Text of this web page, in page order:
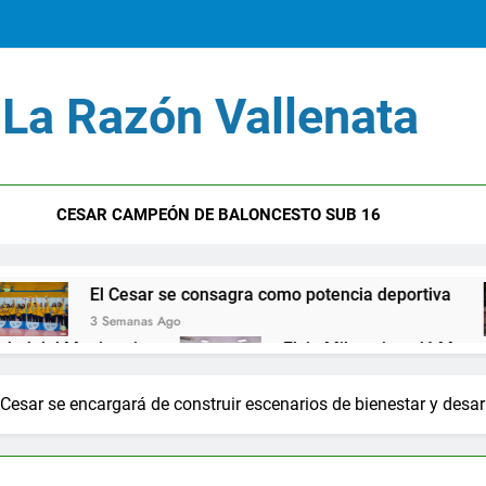
El
La Razón Vallenata
CESAR CAMPEÓN DE BALONCESTO SUB 16
se consagra como potencia deportiva
Ago 1
Elvia Milena instaló Mesa de Asuntos
Lluvia de irregularidades deja la
2 Años Ago
Jorge Noguera un personaje siniestro en el DAS
se encargará de construir escenarios de bienestar y